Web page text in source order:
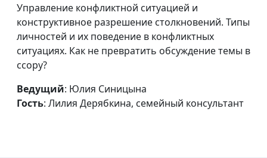
Стрессы и конфликты
Юлия Синицына, Лилия
Дерябкина, семейный
консультант
Разрешение
семейных
конфликтов
консультант
Управление конфликтной ситуацией и
конструктивное разрешение столкновений. Типы
личностей и их поведение в конфликтных
ситуациях. Как не превратить обсуждение темы в
ссору?
Ведущий: Юлия Синицына
Гость: Лилия Дерябкина, семейный консультант